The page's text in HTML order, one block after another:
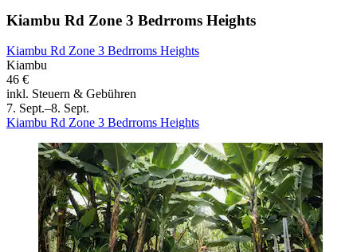
Kiambu Rd Zone 3 Bedrroms Heights
Kiambu Rd Zone 3 Bedrroms Heights
Kiambu
46 €
inkl. Steuern & Gebühren
7. Sept.–8. Sept.
Kiambu Rd Zone 3 Bedrroms Heights